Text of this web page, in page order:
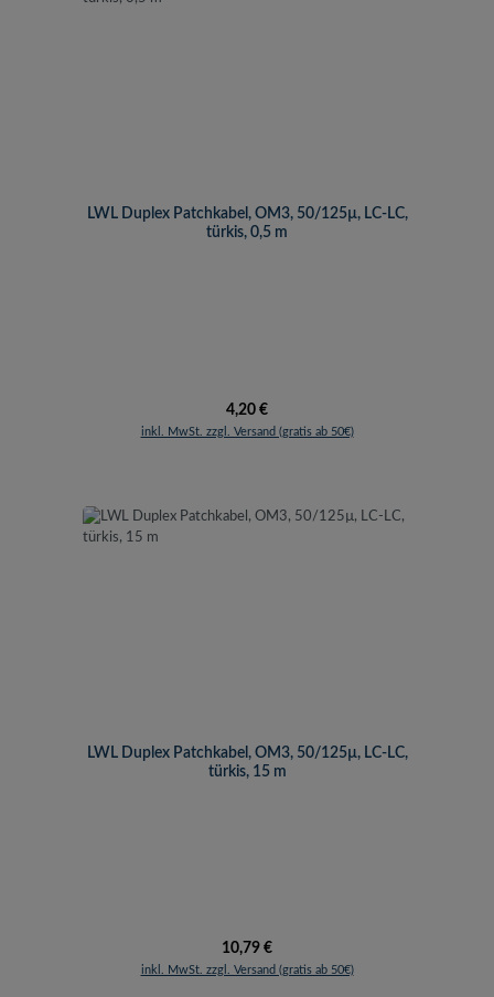
LWL Duplex Patchkabel, OM3, 50/125µ, LC-LC,
türkis, 0,5 m
Regulärer Preis:
4,20 €
inkl. MwSt. zzgl. Versand (gratis ab 50€)
LWL Duplex Patchkabel, OM3, 50/125µ, LC-LC,
türkis, 15 m
Regulärer Preis:
10,79 €
inkl. MwSt. zzgl. Versand (gratis ab 50€)